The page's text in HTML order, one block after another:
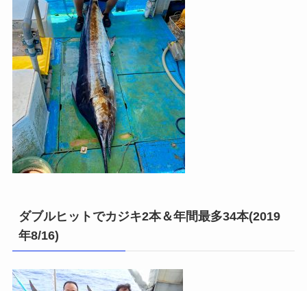
ダブルヒットでカジキ2本＆年間最多34本(2019
年8/16)